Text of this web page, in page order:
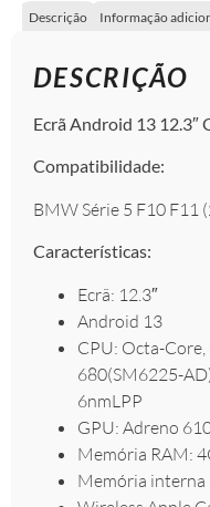
Descrição Informação
DESCRIÇÃO
Ecrã Android 13
Compatibilidade:
BMW Série 5 F10 F11
Características:
Ecrã: 12.3″
Android 13
CPU: Octa-
680(SM6225-
6nmLPP
GPU: Adreno
Memória RAM:
Memória interna